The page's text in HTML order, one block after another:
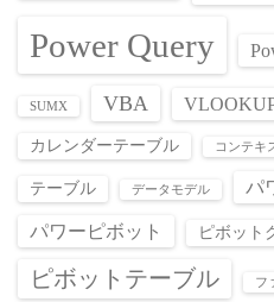
Power Query
SUMX VBA
カレンダーテーブル コンテキ
テーブル データモデル
パ
パワーピボット
ピボット
ピボットテーブル フ